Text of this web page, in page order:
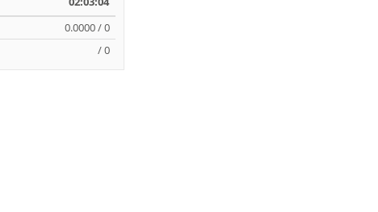
0.0000 / 0
/ 0